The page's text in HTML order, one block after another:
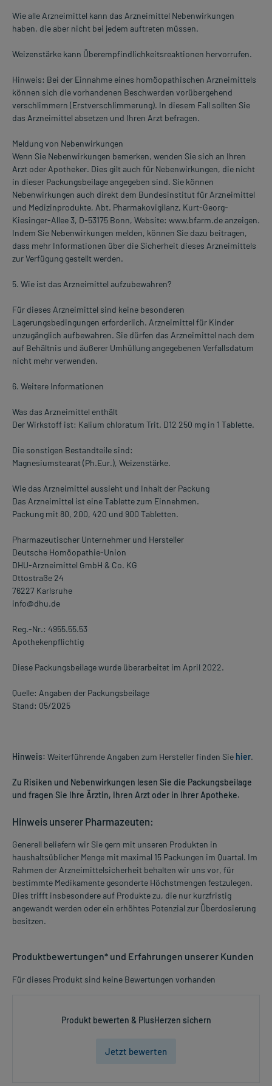
Wie alle Arzneimittel kann das Arzneimittel Nebenwirkungen
haben, die aber nicht bei jedem auftreten müssen.
Weizenstärke kann Überempfindlichkeitsreaktionen hervorrufen.
Hinweis: Bei der Einnahme eines homöopathischen Arzneimittels
können sich die vorhandenen Beschwerden vorübergehend
verschlimmern (Erstverschlimmerung). In diesem Fall sollten Sie
das Arzneimittel absetzen und Ihren Arzt befragen.
Meldung von Nebenwirkungen
Wenn Sie Nebenwirkungen bemerken, wenden Sie sich an Ihren
Arzt oder Apotheker. Dies gilt auch für Nebenwirkungen, die nicht
in dieser Packungsbeilage angegeben sind. Sie können
Nebenwirkungen auch direkt dem Bundesinstitut für Arzneimittel
und Medizinprodukte, Abt. Pharmakovigilanz, Kurt-Georg-
Kiesinger-Allee 3, D-53175 Bonn, Website: www.bfarm.de anzeigen.
Indem Sie Nebenwirkungen melden, können Sie dazu beitragen,
dass mehr Informationen über die Sicherheit dieses Arzneimittels
zur Verfügung gestellt werden.
5. Wie ist das Arzneimittel aufzubewahren?
Für dieses Arzneimittel sind keine besonderen
Lagerungsbedingungen erforderlich. Arzneimittel für Kinder
unzugänglich aufbewahren. Sie dürfen das Arzneimittel nach dem
auf Behältnis und äußerer Umhüllung angegebenen Verfallsdatum
nicht mehr verwenden.
6. Weitere Informationen
Was das Arzneimittel enthält
Der Wirkstoff ist: Kalium chloratum Trit. D12 250 mg in 1 Tablette.
Die sonstigen Bestandteile sind:
Magnesiumstearat (Ph.Eur.), Weizenstärke.
Wie das Arzneimittel aussieht und Inhalt der Packung
Das Arzneimittel ist eine Tablette zum Einnehmen.
Packung mit 80, 200, 420 und 900 Tabletten.
Pharmazeutischer Unternehmer und Hersteller
Deutsche Homöopathie-Union
DHU-Arzneimittel GmbH & Co. KG
Ottostraße 24
76227 Karlsruhe
info@dhu.de
Reg.-Nr.: 4955.55.53
Apothekenpflichtig
Diese Packungsbeilage wurde überarbeitet im April 2022.
Quelle: Angaben der Packungsbeilage
Stand: 05/2025
Hinweis: Weiterführende Angaben zum Hersteller finden Sie hier.
Zu Risiken und Nebenwirkungen lesen Sie die Packungsbeilage
und fragen Sie Ihre Ärztin, Ihren Arzt oder in Ihrer Apotheke.
Hinweis unserer Pharmazeuten:
Generell beliefern wir Sie gern mit unseren Produkten in
haushaltsüblicher Menge mit maximal 15 Packungen im Quartal. Im
Rahmen der Arzneimittelsicherheit behalten wir uns vor, für
bestimmte Medikamente gesonderte Höchstmengen festzulegen.
Dies trifft insbesondere auf Produkte zu, die nur kurzfristig
angewandt werden oder ein erhöhtes Potenzial zur Überdosierung
besitzen.
Produktbewertungen* und Erfahrungen unserer Kunden
Für dieses Produkt sind keine Bewertungen vorhanden
Produkt bewerten & PlusHerzen sichern
Jetzt bewerten